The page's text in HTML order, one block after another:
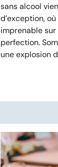
sans alcool
d’exception,
imprenable sur
perfection.
une explosion